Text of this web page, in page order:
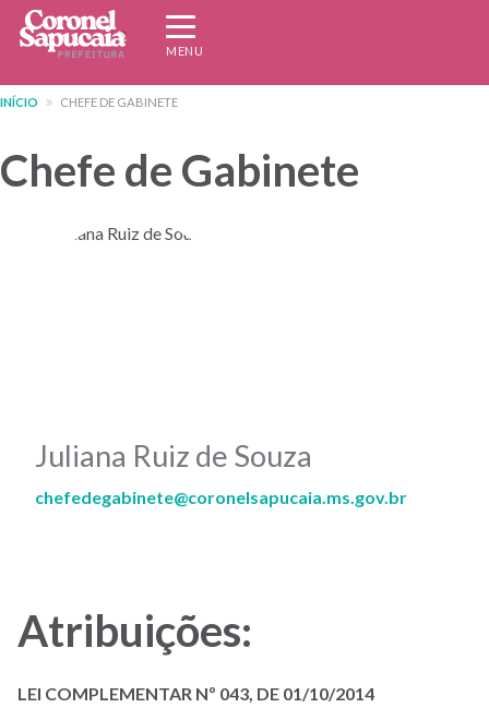
Pular
para
conteúdo
Expandir/recolher
navegação
MENU
INÍCIO CHEFE DE GABINETE
Chefe de Gabinete
Juliana Ruiz de Souza
chefedegabinete@coronelsapucaia.ms.gov.br
Atribuições:
LEI COMPLEMENTAR Nº 043, DE 01/10/2014